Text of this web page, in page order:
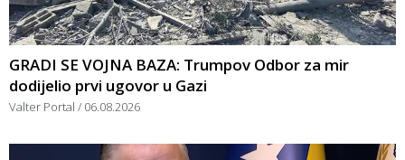
GRADI SE VOJNA BAZA: Trumpov Odbor za mir
dodijelio prvi ugovor u Gazi
Valter Portal 06.08.2026